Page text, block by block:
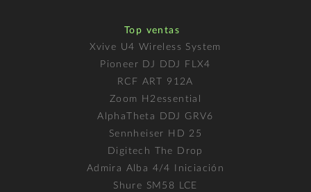
Top ventas
Xvive U4 Wireless System
Pioneer DJ DDJ FLX4
RCF ART 912A
Zoom H2essential
AlphaTheta DDJ GRV6
Sennheiser HD 25
Digitech The Drop
Admira Alba 4/4 Iniciación
Shure SM58 LCE